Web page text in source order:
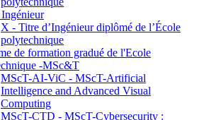
X - Titre d’Ingénieur diplômé de l’École
polytechnique
de formation gradué de l'Ecole
-MSc&T
MScT-AI-ViC - MScT-Artificial
Intelligence and Advanced Visual
Computing
MScT-CTD - MScT-Cybersecurity :